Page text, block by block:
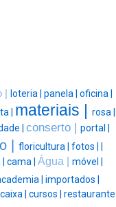
| loteria | panela | oficina |
| materiais |
rosa |
| conserto | portal |
| floricultura | fotos |
cama | Água | móvel |
| importados |
caixa | cursos | restaurante